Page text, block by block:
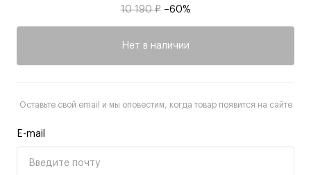
10 190 ₽ –60%
Нет в наличии
Оставьте свой email и мы оповестим, когда товар появится на сайте
E-mail